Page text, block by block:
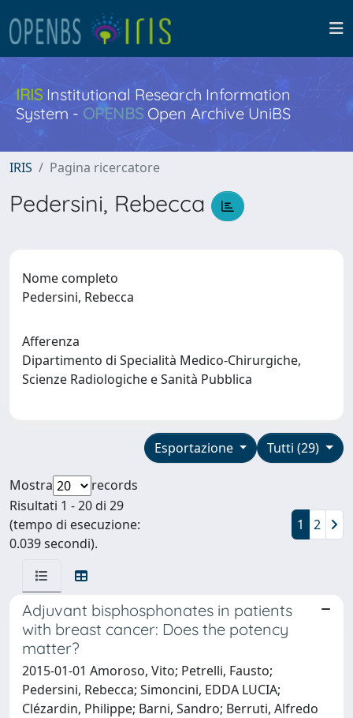
IRISInstitutional Research Information
System - OPENBS Open Archive UniBS
IRIS Pagina ricercatore
Pedersini, Rebecca
Nome completo
Pedersini, Rebecca
Afferenza
Dipartimento di Specialità Medico-Chirurgiche,
Scienze Radiologiche e Sanità Pubblica
Tutti (29)
Esportazione
Mostra
records
Risultati 1 - 20 di 29
(tempo di esecuzione:
0.039 secondi).
1 2
Adjuvant bisphosphonates in patients
with breast cancer: Does the potency
matter?
2015-01-01 Amoroso, Vito; Petrelli, Fausto;
Pedersini, Rebecca; Simoncini, EDDA LUCIA;
Clézardin, Philippe; Barni, Sandro; Berruti, Alfredo